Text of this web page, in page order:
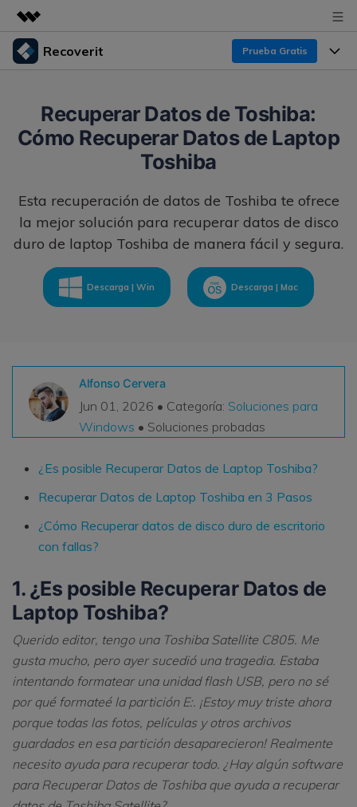
Productos destacados
Utilidades
Empresas
Resumen
Sala de prensa
Tienda
Soporte
Recoverit Prueba Gratis
Recoverit para Windows
Pruébalo Gratis
Recoverit para Mac
Recupera datos ilimitados del sistema Mac
Recoverit Gratis
Pruébalo Gratis
Otros Productos
Repairit - Reparar Datos
UBackit - Respaldar Datos
Funciones
Recuperar Medios Borrados
Soluciones de Recuperación Exclusivas Nuevo
Recuperar Documentos
VER TODAS LAS FUNCIONES
Por qué Recoverit
Experto en Recuperación de Datos
search
Recuperar Datos de Toshiba:
Cómo Recuperar Datos de Laptop
Toshiba
Esta recuperación de datos de Toshiba te ofrece
la mejor solución para recuperar datos de disco
duro de laptop Toshiba de manera fácil y segura.
Descarga | Win Descarga | Mac
Alfonso Cervera
Jun 01, 2026 • Categoría: Soluciones para
Windows • Soluciones probadas
¿Es posible Recuperar Datos de Laptop Toshiba?
Recuperar Datos de Laptop Toshiba en 3 Pasos
¿Cómo Recuperar datos de disco duro de escritorio
con fallas?
1. ¿Es posible Recuperar Datos de
Laptop Toshiba?
Querido editor, tengo una Toshiba Satellite C805. Me
gusta mucho, pero ayer sucedió una tragedia. Estaba
intentando formatear una unidad flash USB, pero no sé
por qué formateé la partición E:. ¡Estoy muy triste ahora
porque todas las fotos, películas y otros archivos
guardados en esa partición desaparecieron! Realmente
necesito ayuda para recuperar todo. ¿Hay algún software
para Recuperar Datos de Toshiba que ayuda a recuperar